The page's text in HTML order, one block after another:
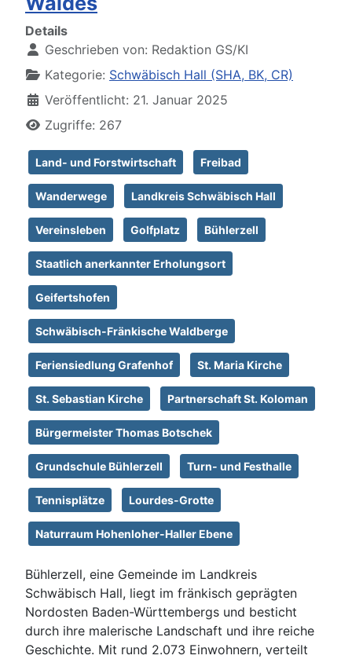
Details
Geschrieben von: Redaktion GS/KI
Kategorie: Schwäbisch Hall (SHA, BK, CR)
Veröffentlicht: 21. Januar 2025
Zugriffe: 267
Land- und Forstwirtschaft Freibad
Wanderwege Landkreis Schwäbisch Hall
Vereinsleben Golfplatz Bühlerzell
Staatlich anerkannter Erholungsort
Geifertshofen
Schwäbisch-Fränkische Waldberge
Feriensiedlung Grafenhof St. Maria Kirche
St. Sebastian Kirche Partnerschaft St. Koloman
Bürgermeister Thomas Botschek
Grundschule Bühlerzell Turn- und Festhalle
Tennisplätze Lourdes-Grotte
Naturraum Hohenloher-Haller Ebene
Bühlerzell, eine Gemeinde im Landkreis
Schwäbisch Hall, liegt im fränkisch geprägten
Nordosten Baden-Württembergs und besticht
durch ihre malerische Landschaft und ihre reiche
Geschichte. Mit rund 2.073 Einwohnern, verteilt